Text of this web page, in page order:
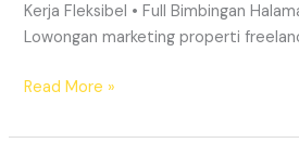
Kerja Fleksibel • Full Bimbingan
Lowongan marketing properti
Read More »